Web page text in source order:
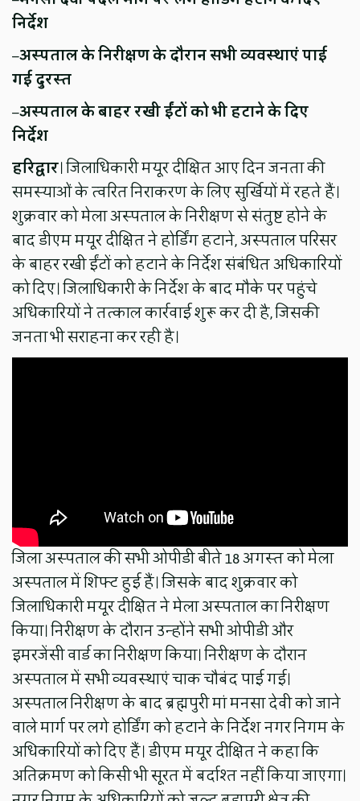
निर्देश
–अस्पताल के निरीक्षण के दौरान सभी व्यवस्थाएं पाई
गई दुरस्त
–अस्पताल के बाहर रखी ईंटों को भी हटाने के दिए
निर्देश
हरिद्वार। जिलाधिकारी मयूर दीक्षित आए दिन जनता की
समस्याओं के त्वरित निराकरण के लिए सुर्खियों में रहते हैं।
शुक्रवार को मेला अस्पताल के निरीक्षण से संतुष्ट होने के
बाद डीएम मयूर दीक्षित ने होर्डिंग हटाने, अस्पताल परिसर
के बाहर रखी ईंटों को हटाने के निर्देश संबंधित अधिकारियों
को दिए। जिलाधिकारी के निर्देश के बाद मौके पर पहुंचे
अधिकारियों ने तत्काल कार्रवाई शुरू कर दी है, जिसकी
जनता भी सराहना कर रही है।
जिला अस्पताल की सभी ओपीडी बीते 18 अगस्त को मेला
अस्पताल में शिफ्ट हुई हैं। जिसके बाद शुक्रवार को
जिलाधिकारी मयूर दीक्षित ने मेला अस्पताल का निरीक्षण
किया। निरीक्षण के दौरान उन्होंने सभी ओपीडी और
इमरजेंसी वार्ड का निरीक्षण किया। निरीक्षण के दौरान
अस्पताल में सभी व्यवस्थाएं चाक चौबंद पाई गई।
अस्पताल निरीक्षण के बाद ब्रह्मपुरी मां मनसा देवी को जाने
वाले मार्ग पर लगे होर्डिंग को हटाने के निर्देश नगर निगम के
अधिकारियों को दिए हैं। डीएम मयूर दीक्षित ने कहा कि
अतिक्रमण को किसी भी सूरत में बर्दाश्त नहीं किया जाएगा।